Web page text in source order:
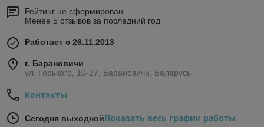
Рейтинг не сформирован
Менее 5 отзывов за последний год
Работает с 26.11.2013
г. Барановичи
ул. Горького, 10-27, Барановичи, Беларусь
Контакты
Сегодня выходнойПоказать весь график работы